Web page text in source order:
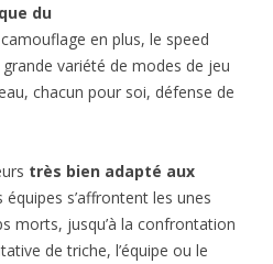
du
en plus, le speed
variété de modes de jeu
chacun pour soi, défense de
très bien adapté aux
équipes s’affrontent les unes
morts, jusqu’à la confrontation
de triche, l’équipe ou le